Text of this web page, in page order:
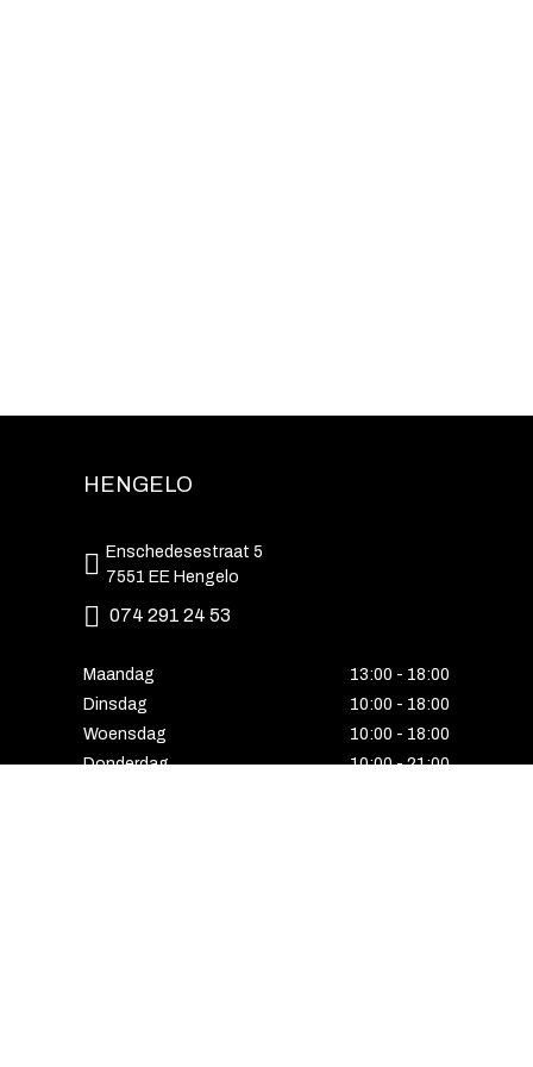
HENGELO
Enschedesestraat 5
7551 EE Hengelo
074 291 24 53
Maandag
13:00 - 18:00
Dinsdag
10:00 - 18:00
Woensdag
10:00 - 18:00
Donderdag
10:00 - 21:00